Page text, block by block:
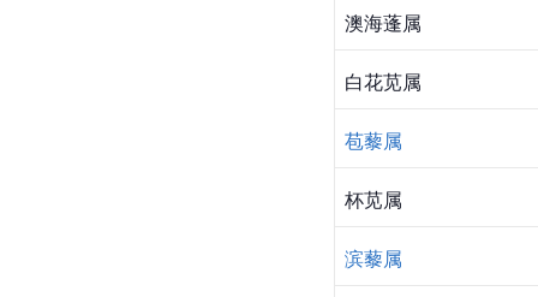
澳海蓬属
白花苋属
苞藜属
杯苋属
滨藜属